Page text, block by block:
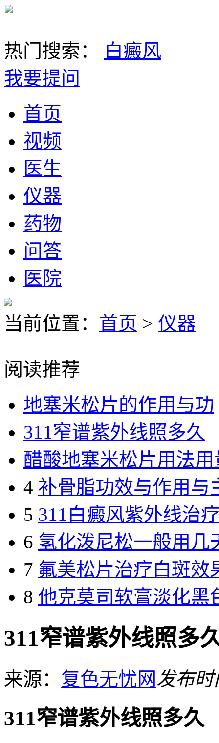
热门搜索：
白癜风
我要提问
首页
视频
医生
仪器
药物
问答
医院
当前位置： 首页 > 仪器
阅读推荐
地塞米松片的作用与功
311窄谱紫外线照多久
醋酸地塞米松片用法
4 补骨脂功效与作用与
5 311白癜风紫外线治
6 氢化泼尼松一般用几
7 氟美松片治疗白斑效
8 他克莫司软膏淡化黑
311窄谱紫外线照多
来源： 复色无忧网发布时
311窄谱紫外线照多久